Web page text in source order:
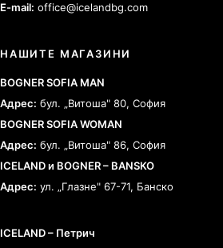
E-mail: office@icelandbg.com
НАШИТЕ МАГАЗИНИ
BOGNER SOFIA MAN
Адрес: бул. „Витоша" 80, София
BOGNER SOFIA WOMAN
Адрес: бул. „Витоша" 86, София
ICELAND и BOGNER – BANSKO
Адрес: ул. „Глазне" 67-71, Банско
ICELAND – Петрич